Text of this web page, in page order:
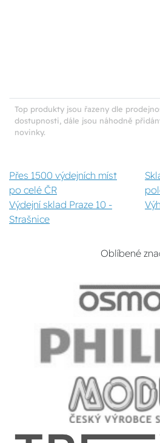
Top produkty jsou řazeny dle
dostupnosti, dále jsou náhodně
novinky.
Přes 1500 výdejních míst
po celé ČR
Výdejní sklad Praze 10 -
Strašnice
Oblíbené